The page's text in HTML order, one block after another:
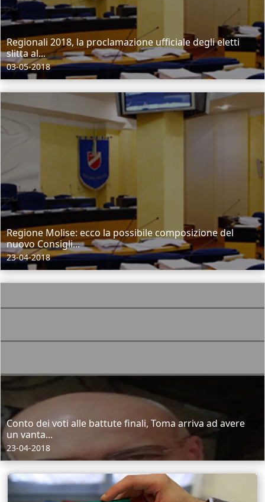
Regionali 2018, la proclamazione ufficiale degli eletti
slitta al...
03-05-2018
Regione Molise: ecco la possibile composizione del
nuovo Consigli...
23-04-2018
Conto dei voti alle battute finali, Toma arriva ad avere
un vanta...
23-04-2018